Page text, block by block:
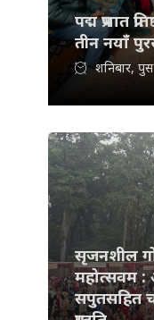
पद्म प्रभात
तीन नयाँ
शनिबार,
सृजनशील
महोत्सवम :
सपुतसहित